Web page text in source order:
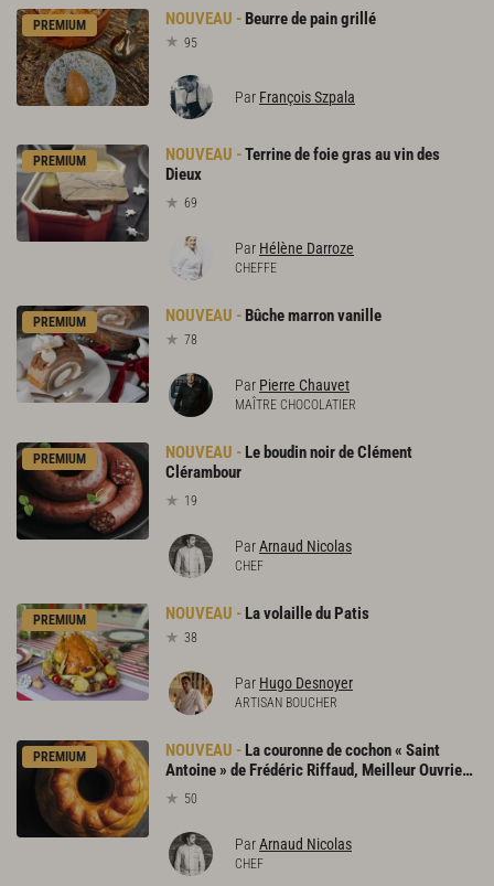
PREMIUM Beurredepaingrillé
95
Par François Szpala
PREMIUM
Terrine de foie gras au vin des
Dieux
69
Par Hélène Darroze
CHEFFE
PREMIUM Bûchemarronvanille
78
Par Pierre Chauvet
MAÎTRE CHOCOLATIER
PREMIUM
Le boudin noir de Clément
Clérambour
19
ParArnaud Nicolas
CHEF
PREMIUM Lavolailledu Patis
38
Par Hugo Desnoyer
ARTISAN BOUCHER
PREMIUM
La couronne de cochon « Saint
Antoine » de Frédéric Riffaud, Meilleur Ouvrier de France
50
ParArnaud Nicolas
CHEF